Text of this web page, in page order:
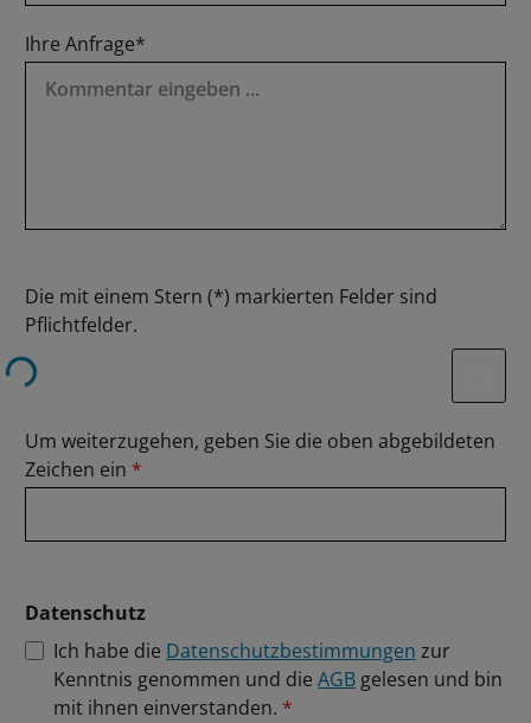
Ihre Anfrage*
Die mit einem Stern (*) markierten Felder sind
Pflichtfelder.
Loading...
Um weiterzugehen, geben Sie die oben abgebildeten
Zeichen ein *
Datenschutz
Ich habe die Datenschutzbestimmungen zur
Kenntnis genommen und die AGB gelesen und bin
mit ihnen einverstanden. *